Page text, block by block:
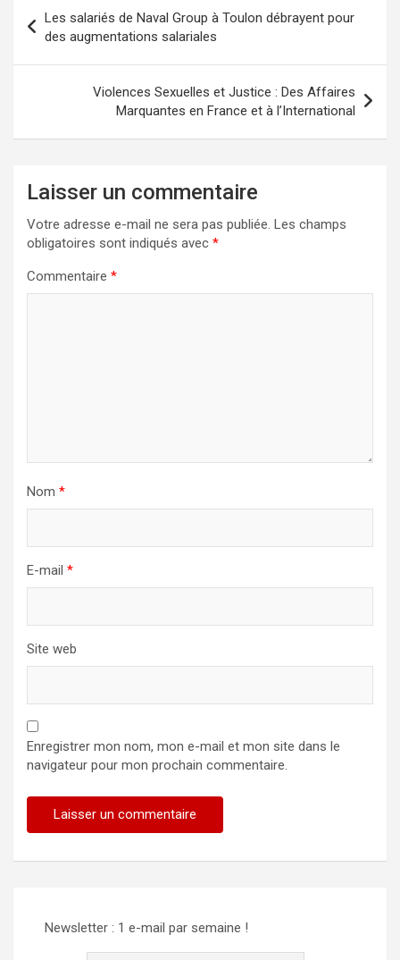
de
l’article
Les salariés de Naval Group à Toulon débrayent pour
des augmentations salariales
Violences Sexuelles et Justice : Des Affaires
Marquantes en France et à l’International
Laisser un commentaire
Votre adresse e-mail ne sera pas publiée. Les champs
obligatoires sont indiqués avec *
Commentaire *
Nom *
E-mail *
Site web
Enregistrer mon nom, mon e-mail et mon site dans le
navigateur pour mon prochain commentaire.
Newsletter : 1 e-mail par semaine !